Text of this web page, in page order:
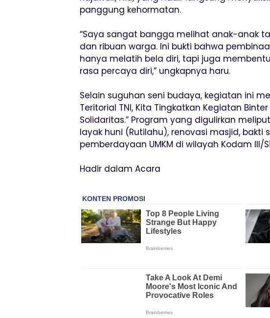
panggung kehormatan.
“Saya sangat bangga melihat anak-anak
dan ribuan warga. Ini bukti bahwa
hanya melatih bela diri, tapi juga
rasa percaya diri,” ungkapnya haru.
Selain suguhan seni budaya, kegiatan ini
Teritorial TNI, Kita Tingkatkan Kegiatan
Solidaritas.” Program yang digulirkan
layak huni (Rutilahu), renovasi masjid, bakti
pemberdayaan UMKM di wilayah Kodam III/
Hadir dalam Acara